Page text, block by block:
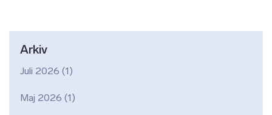
Arkiv
Juli 2026 (1)
Maj 2026 (1)